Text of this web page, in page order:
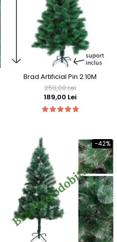
Brad Artificial Pin 2.10M
250,00 Lei
189,00 Lei
-42%